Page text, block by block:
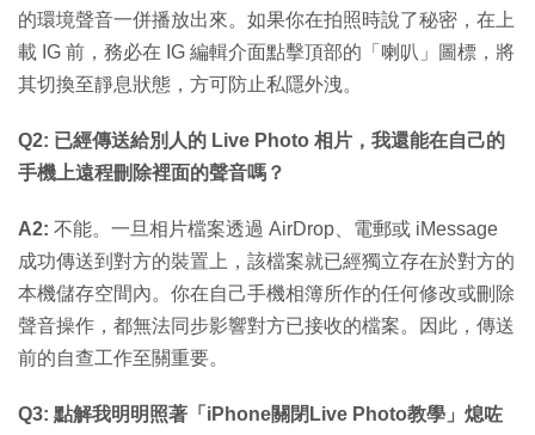
的環境聲音一併播放出來。如果你在拍照時說了秘密，在上
載 IG 前，務必在 IG 編輯介面點擊頂部的「喇叭」圖標，將
其切換至靜息狀態，方可防止私隱外洩。
Q2: 已經傳送給別人的 Live Photo 相片，我還能在自己的
手機上遠程刪除裡面的聲音嗎？
A2: 不能。一旦相片檔案透過 AirDrop、電郵或 iMessage
成功傳送到對方的裝置上，該檔案就已經獨立存在於對方的
本機儲存空間內。你在自己手機相簿所作的任何修改或刪除
聲音操作，都無法同步影響對方已接收的檔案。因此，傳送
前的自查工作至關重要。
Q3: 點解我明明照著「iPhone關閉Live Photo教學」熄咗